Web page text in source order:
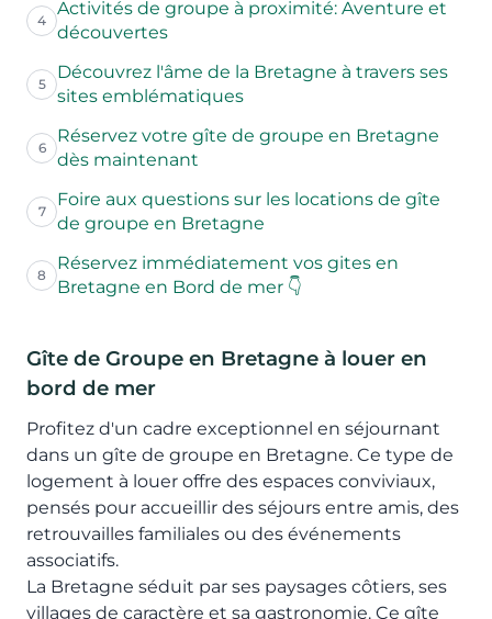
4
Activités de groupe à proximité: Aventure et
découvertes
5
Découvrez l'âme de la Bretagne à travers ses
sites emblématiques
6
Réservez votre gîte de groupe en Bretagne
dès maintenant
7
Foire aux questions sur les locations de gîte
de groupe en Bretagne
8
Réservez immédiatement vos gites en
Bretagne en Bord de mer 👇
Gîte de Groupe en Bretagne à louer en
bord de mer
Profitez d'un cadre exceptionnel en séjournant
dans un gîte de groupe en Bretagne. Ce type de
logement à louer offre des espaces conviviaux,
pensés pour accueillir des séjours entre amis, des
retrouvailles familiales ou des événements
associatifs.
La Bretagne séduit par ses paysages côtiers, ses
villages de caractère et sa gastronomie. Ce gîte